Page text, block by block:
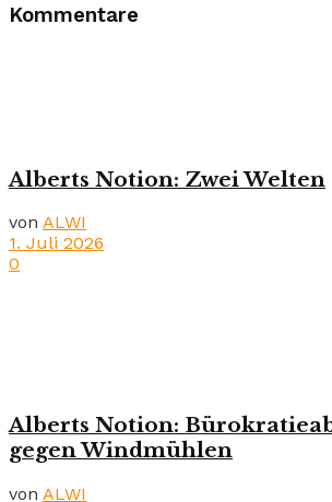
Kommentare
Alberts Notion: Zwei Welten
von ALWI
1. Juli 2026
0
Alberts Notion:
gegen Windmühlen
von ALWI